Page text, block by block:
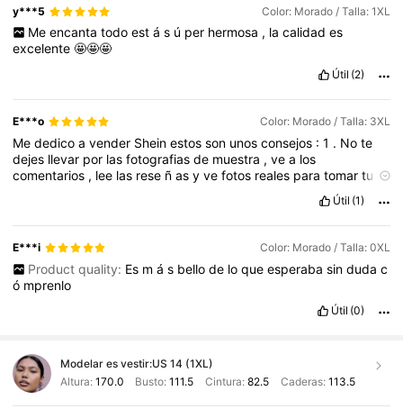
y***5 Color: Morado / Talla: 1XL
Me encanta todo est á s ú per hermosa , la calidad es
excelente🤩🤩🤩
Útil (2)
E***o Color: Morado / Talla: 3XL
Mededicoavender Sheinestosson unosconsejos :1 . Note
dejes llevar por lasfotografiasde muestra ,vea los
comentarios , lee las rese ñasyvefotos reales paratomartu
mi
laprenda
productovadelamanoconelprecio.4.Hazcheck-indiario
para tener puntos
Útil (1)
E***i Color: Morado / Talla: 0XL
Product quality: Es m á s bello de lo que esperaba sin duda c
ó mprenlo
Útil (0)
Modelar es vestir:US 14 (1XL)
Altura: 170.0 Busto:111.5 Cintura: 82.5 Caderas: 113.5